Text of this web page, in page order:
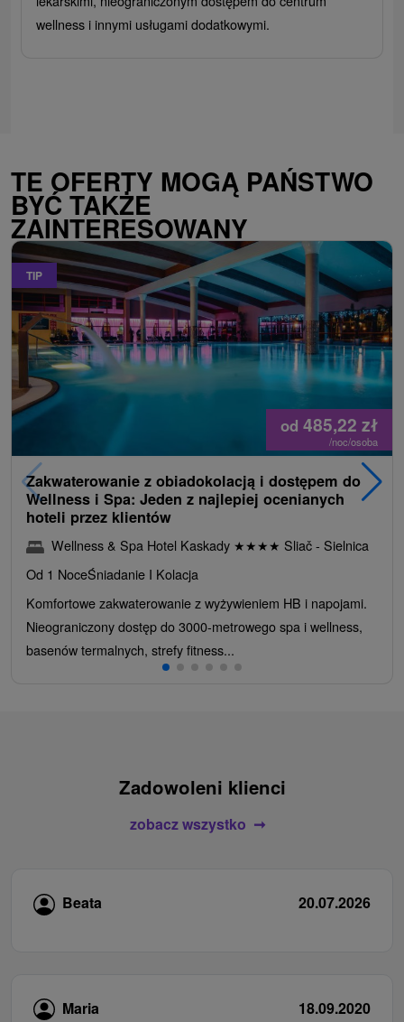
wellness i innymi usługami dodatkowymi.
TE OFERTY MOGĄ PAŃSTWO
BYĆ TAKŻE
ZAINTERESOWANY
TIP
od 485,22 zł
/noc/osoba
Zakwaterowanie z obiadokolacją i dostępem do
Wellness i Spa: Jeden z najlepiej ocenianych
hoteli przez klientów
Wellness & Spa Hotel Kaskady ★★★★ Sliač - Sielnica
Od 1 NoceŚniadanie I Kolacja
Komfortowe zakwaterowanie z wyżywieniem HB i napojami.
Nieograniczony dostęp do 3000-metrowego spa i wellness,
basenów termalnych, strefy fitness...
Zadowoleni klienci
zobacz wszystko
Beata 20.07.2026
Maria
18.09.2020